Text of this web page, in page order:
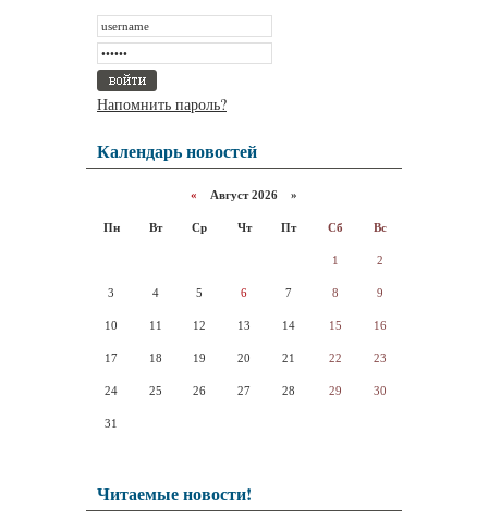
Напомнить пароль?
Календарь новостей
« Август 2026 »
Пн Вт Ср Чт Пт Сб Вс
1 2
3 4 5 6 7 8 9
10 11 12 13 14 15 16
17 18 19 20 21 22 23
24 25 26 27 28 29 30
31
Читаемые новости!